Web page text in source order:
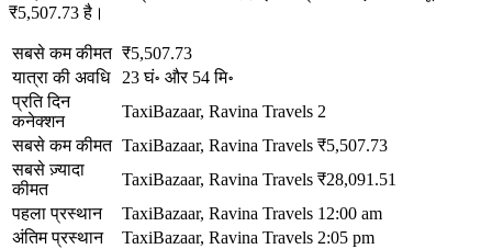
₹5,507.73 है।
सबसे कम कीमत ₹5,507.73
यात्रा की अवधि
23 घं॰ और 54 मि॰
प्रति दिन
कनेक्शन
TaxiBazaar, Ravina Travels 2
सबसे कम कीमत TaxiBazaar, Ravina Travels ₹5,507.73
सबसे ज़्यादा
कीमत
TaxiBazaar, Ravina Travels ₹28,091.51
पहला प्रस्थान
TaxiBazaar, Ravina Travels 12:00 am
अंतिम प्रस्थान
TaxiBazaar, Ravina Travels 2:05 pm